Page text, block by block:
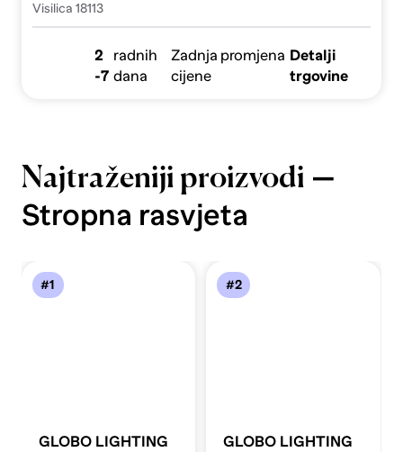
Visilica 18113
2
-7
radnih
dana
Zadnja promjena
cijene
Detalji
trgovine
Najtraženiji proizvodi —
Stropna rasvjeta
#1
GLOBO LIGHTING
#2
GLOBO LIGHTING